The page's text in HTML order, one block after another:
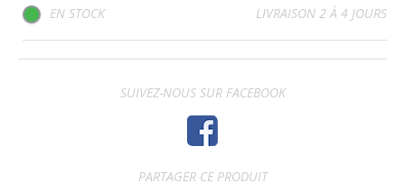
EN STOCK LIVRAISON 2 À 4 JOURS
SUIVEZ-NOUS SUR FACEBOOK
PARTAGER CE PRODUIT